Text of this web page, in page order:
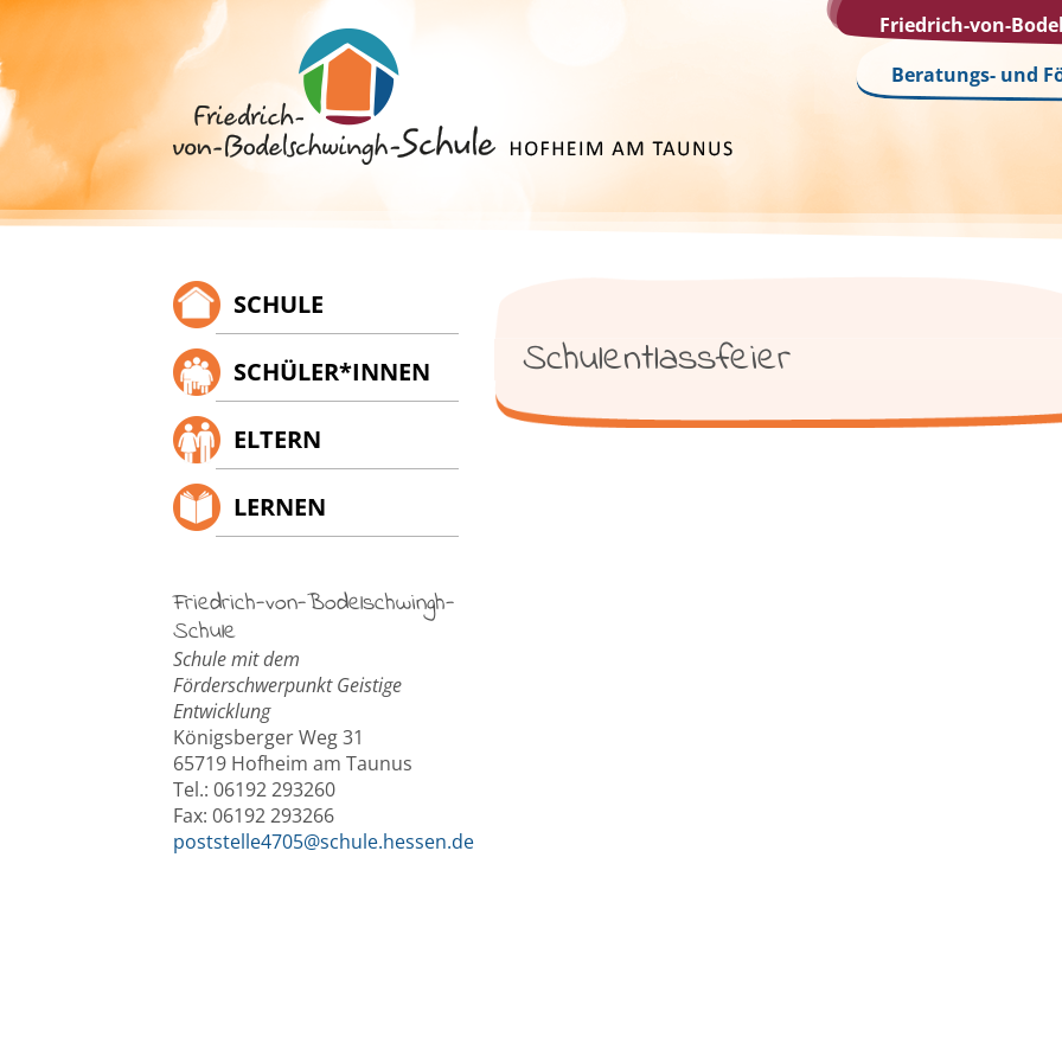
Springe
Inhalt
Friedrich-von-
Beratungs- und
SCHULE
SCHÜLER*INNEN
ELTERN
LERNEN
Friedrich-von-Bodelschwingh-
Schule
Schule mit dem
Förderschwerpunkt Geistige
Entwicklung
Königsberger Weg 31
65719 Hofheim am Taunus
Tel.: 06192 293260
Fax: 06192 293266
poststelle4705@schule.hessen.de
Schulentlassfeier